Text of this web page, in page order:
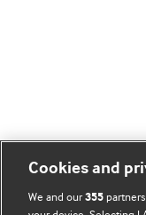
Cookies and
We and our355